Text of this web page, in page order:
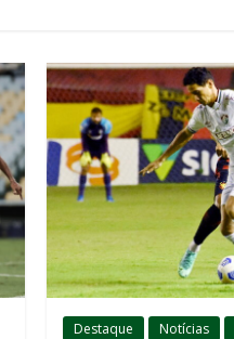
Destaque Notícias